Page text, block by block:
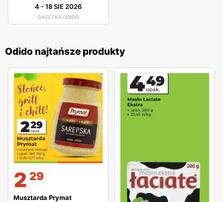
4 -18 SIE 2026
GAZETKA ODIDO
Odido najtańsze produkty
2 29
Musztarda Prymat